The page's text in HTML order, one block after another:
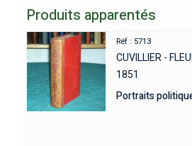
Produits apparentés
Réf : 5713
CUVILLIER -
1851
Portraits